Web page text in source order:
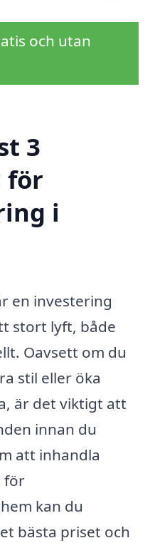
och utan
3
för
i
en investering
stort lyft, både
Oavsett om du
stil eller öka
är det viktigt att
innan du
att inhandla
för
kan du
bästa priset och